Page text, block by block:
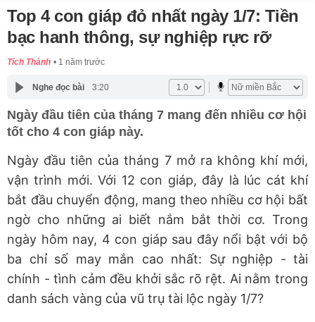
Top 4 con giáp đỏ nhất ngày 1/7: Tiền
bạc hanh thông, sự nghiệp rực rỡ
Tích Thành 1 năm trước
Nghe đọc bài 3:20
Ngày đầu tiên của tháng 7 mang đến nhiều cơ hội
tốt cho 4 con giáp này.
Ngày đầu tiên của tháng 7 mở ra không khí mới,
vận trình mới. Với 12 con giáp, đây là lúc cát khí
bắt đầu chuyển động, mang theo nhiều cơ hội bất
ngờ cho những ai biết nắm bắt thời cơ. Trong
ngày hôm nay, 4 con giáp sau đây nổi bật với bộ
ba chỉ số may mắn cao nhất: Sự nghiệp - tài
chính - tình cảm đều khởi sắc rõ rệt. Ai nằm trong
danh sách vàng của vũ trụ tài lộc ngày 1/7?